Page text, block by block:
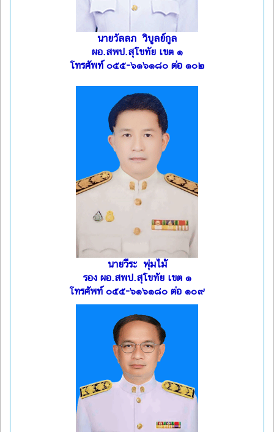
นายวัลลภ วิบูลย์กูล
ผอ.สพป.สุโขทัย เขต ๑
โทรศัพท์ ๐๕๕-๖๑๖๑๘๐ ต่อ ๑๐๒
นายวีระ พุ่มไม้
รอง ผอ.สพป.สุโขทัย เขต ๑
โทรศัพท์ ๐๕๕-๖๑๖๑๘๐ ต่อ ๑๐๙